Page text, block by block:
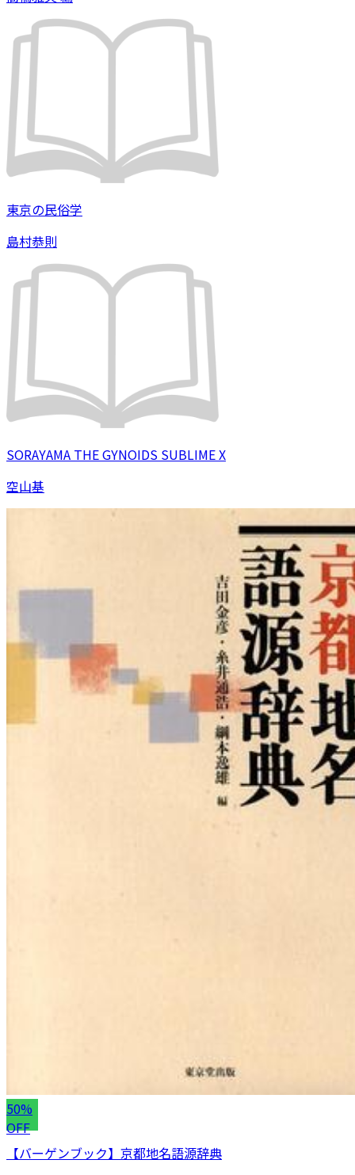
東京の民俗学
島村恭則
SORAYAMA THE GYNOIDS SUBLIME X
空山基
50%
OFF
【バーゲンブック】京都地名語源辞典